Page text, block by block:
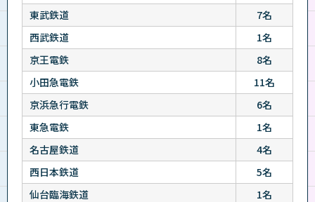
東武鉄道
7名
西武鉄道
1名
京王電鉄
8名
小田急電鉄
11名
京浜急行電鉄
6名
東急電鉄
1名
名古屋鉄道
4名
西日本鉄道
5名
仙台臨海鉄道
1名